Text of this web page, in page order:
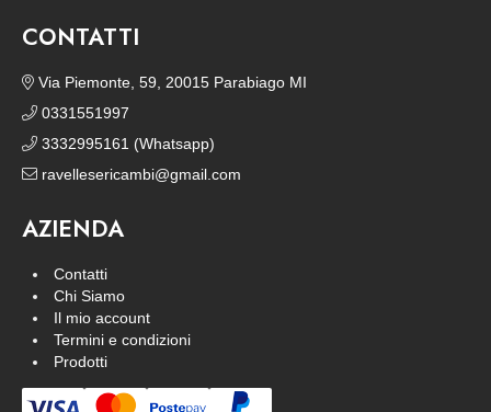
CONTATTI
Via Piemonte, 59, 20015 Parabiago MI
0331551997
3332995161 (Whatsapp)
ravellesericambi@gmail.com
AZIENDA
Contatti
Chi Siamo
Il mio account
Termini e condizioni
Prodotti